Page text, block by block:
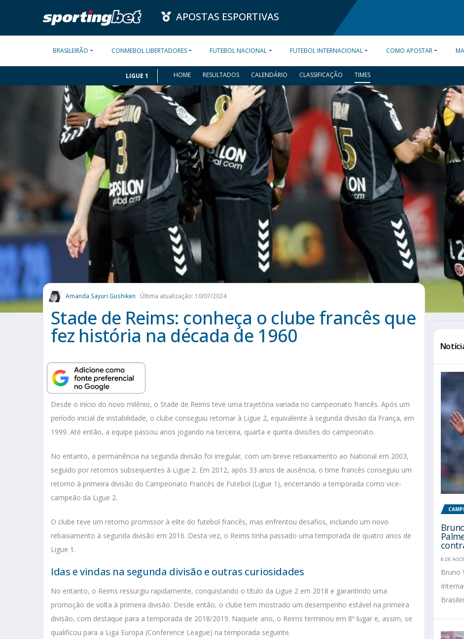
APOSTAS ESPORTIVAS
BRASILEIRÃO CONMEBOL LIBERTADORES FUTEBOL NACIONAL FUTEBOL INTERNACIONAL COMO APOSTAR
LIGUE 1 HOME RESULTADOS CALENDÁRIO CLASSIFICAÇÃO TIMES
Amanda Sayuri Gushiken Última atualização: 10/07/2024
Stade de Reims: conheça o clube francês que
fez história na década de 1960
Desde o início do novo milênio, o Stade de Reims teve uma trajetória variada no campeonato francês. Após um
período inicial de instabilidade, o clube conseguiu retornar à Ligue 2, equivalente à segunda divisão da França, em
1999. Até então, a equipe passou anos jogando na terceira, quarta e quinta divisões do campeonato.
No entanto, a permanência na segunda divisão foi irregular, com um breve rebaixamento ao National em 2003,
seguido por retornos subsequentes à Ligue 2. Em 2012, após 33 anos de ausência, o time francês conseguiu um
retorno à primeira divisão do Campeonato Francês de Futebol (Ligue 1), encerrando a temporada como vice-
campeão da Ligue 2.
O clube teve um retorno promissor à elite do futebol francês, mas enfrentou desafios, incluindo um novo
rebaixamento à segunda divisão em 2016. Desta vez, o Reims tinha passado uma temporada de quatro anos de
Ligue 1.
Idas e vindas na segunda divisão e outras curiosidades
No entanto, o Reims ressurgiu rapidamente, conquistando o título da Ligue 2 em 2018 e garantindo uma
promoção de volta à primeira divisão. Desde então, o clube tem mostrado um desempenho estável na primeira
divisão, com destaque para a temporada de 2018/2019. Naquele ano, o Reims terminou em 8º lugar e, assim, se
qualificou para a Liga Europa (Conference League) na temporada seguinte.
8 DE
Bruno